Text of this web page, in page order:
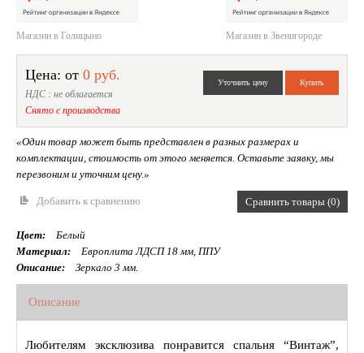
Магазин в Голицыно Магазин в Звенигороде
Цена: от 0 руб.
НДС : не облагается
Снято с производства
«Один товар может быть представлен в разных размерах и
комплектации, стоимость от этого меняется. Оставьте заявку, мы
перезвоним и уточним цену.»
Добавить к сравнению Сравнить товары (0)
Цвет:
Белый
Материал:
Европлита ЛДСП 18 мм, ППУ
Описание:
Зеркало 3 мм.
Описание
Любителям эксклюзива понравится спальня “Винтаж”,